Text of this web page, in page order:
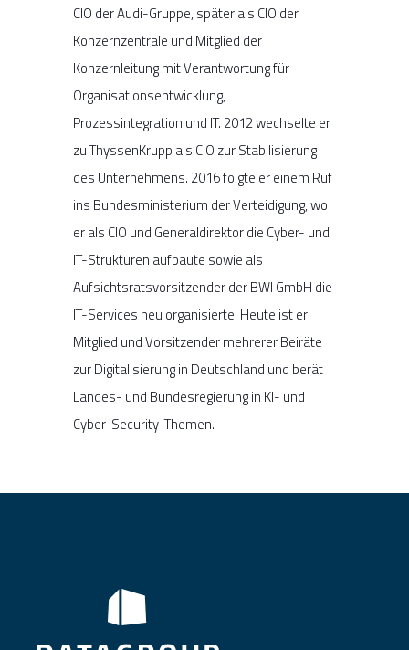
CIO der Audi-Gruppe, später als CIO der
Konzernzentrale und Mitglied der
Konzernleitung mit Verantwortung für
Organisationsentwicklung,
Prozessintegration und IT. 2012 wechselte er
zu ThyssenKrupp als CIO zur Stabilisierung
des Unternehmens. 2016 folgte er einem Ruf
ins Bundesministerium der Verteidigung, wo
er als CIO und Generaldirektor die Cyber- und
IT-Strukturen aufbaute sowie als
Aufsichtsratsvorsitzender der BWI GmbH die
IT-Services neu organisierte. Heute ist er
Mitglied und Vorsitzender mehrerer Beiräte
zur Digitalisierung in Deutschland und berät
Landes- und Bundesregierung in KI- und
Cyber-Security-Themen.